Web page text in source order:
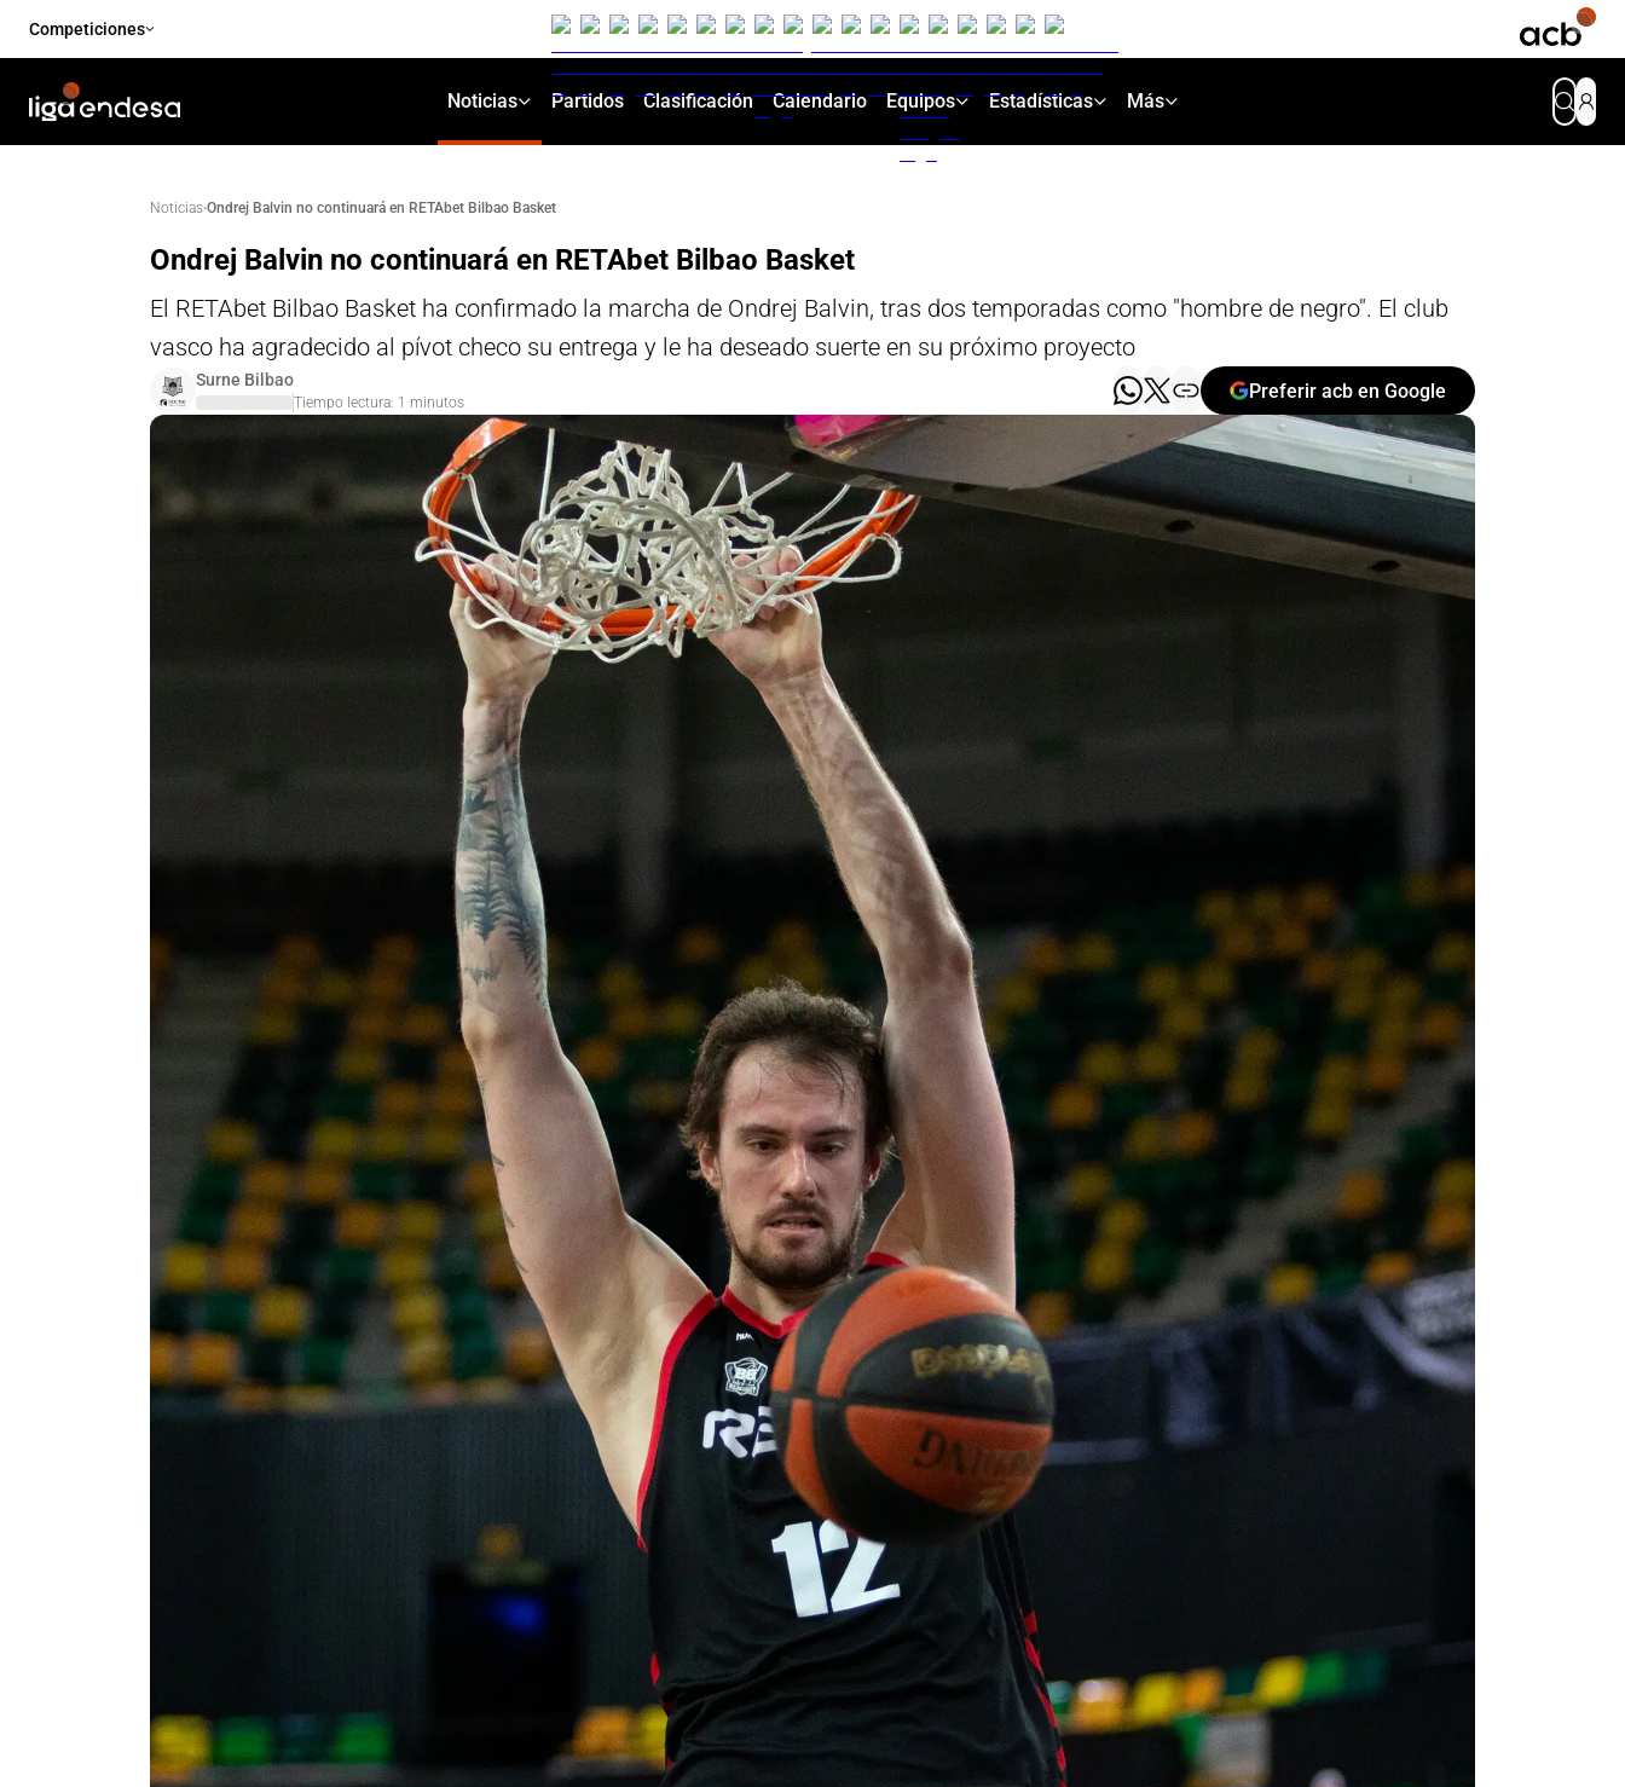
Competiciones
Noticias Partidos Clasificación Calendario Equipos Estadísticas Más
Noticias·Ondrej Balvin no continuará en RETAbet Bilbao Basket
Ondrej Balvin no continuará en RETAbet Bilbao Basket
El RETAbet Bilbao Basket ha confirmado la marcha de Ondrej Balvin, tras dos temporadas como "hombre de negro". El club
vasco ha agradecido al pívot checo su entrega y le ha deseado suerte en su próximo proyecto
Surne Bilbao
Tiempo lectura: 1 minutos
Preferir acb en Google